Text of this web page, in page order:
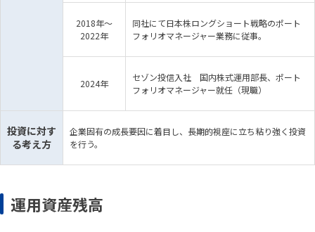
2018年～
2022年
同社にて日本株ロングショート戦略のポート
フォリオマネージャー業務に従事。
2024年
セゾン投信入社 国内株式運用部長、ポート
フォリオマネージャー就任（現職）
投資に対す
る考え方
企業固有の成長要因に着目し、長期的視座に立ち粘り強く投資
を行う。
運用資産残高